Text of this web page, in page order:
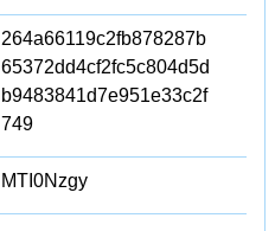
264a66119c2fb878287b
65372dd4cf2fc5c804d5d
b9483841d7e951e33c2f
749
MTI0Nzgy